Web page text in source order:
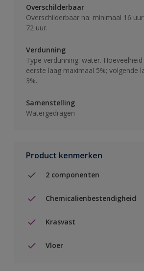
Overschilderbaar
Overschilderbaar na: minimaal 16
72 uur.
Verdunning
Type verdunning: water.
eerste laag maximaal 5%; volgende
3%.
Samenstelling
Watergedragen
Product kenmerken
2 componenten
Chemicalienbestendigheid
Krasvast
Vloer